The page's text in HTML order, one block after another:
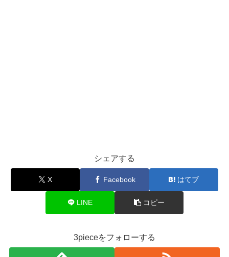
シェアする
X Facebook はてブ
LINE コピー
3pieceをフォローする